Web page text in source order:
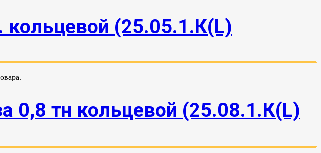
(25.05.1.К(L)
0,8 тн кольцевой (25.08.1.К(L)